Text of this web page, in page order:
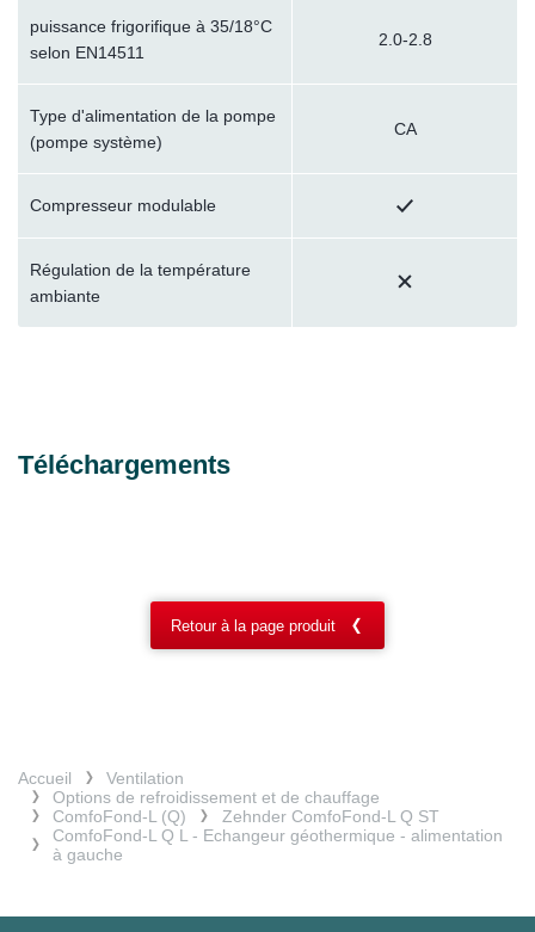
puissance frigorifique à 35/18°C
selon EN14511
2.0-2.8
Type d'alimentation de la pompe
(pompe système)
CA
Compresseur modulable
Régulation de la température
ambiante
Téléchargements
Retour à la page produit
Accueil
Ventilation
Options de refroidissement et de chauffage
ComfoFond-L (Q)
Zehnder ComfoFond-L Q ST
ComfoFond-L Q L - Echangeur géothermique - alimentation
à gauche